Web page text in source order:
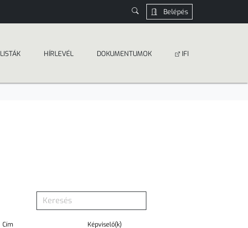
Belépés
LISTÁK HÍRLEVÉL DOKUMEN­­TUMOK IFI
Cím Képviselő(k)